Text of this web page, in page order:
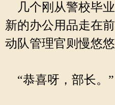
几个刚从警校毕
新的办公用品走在
动队管理官则慢悠悠
“恭喜呀，部长。”